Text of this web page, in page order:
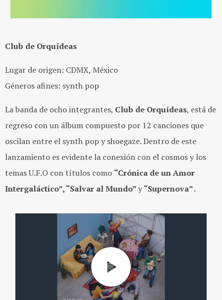
Club de Orquídeas
Lugar de origen: CDMX, México
Géneros afines: synth pop
La banda de ocho integrantes, Club de Orquídeas, está de
regreso con un álbum compuesto por 12 canciones que
oscilan entre el synth pop y shoegaze. Dentro de este
lanzamiento es evidente la conexión con el cosmos y los
temas U.F.O con títulos como “Crónica de un Amor
Intergaláctico”, “Salvar al Mundo”y“Supernova”.